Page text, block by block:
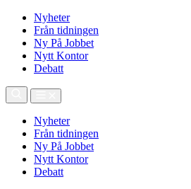
Nyheter
Från tidningen
Ny På Jobbet
Nytt Kontor
Debatt
Nyheter
Från tidningen
Ny På Jobbet
Nytt Kontor
Debatt